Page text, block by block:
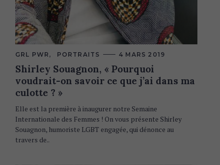
C
T
G
R
E
S
GRL PWR PORTRAITS 4 MARS 2019
Shirley Souagnon, « Pourquoi
voudrait-on savoir ce que j’ai dans ma
culotte ? »
Elle est la première à inaugurer notre Semaine
Internationale des Femmes ! On vous présente Shirley
Souagnon, humoriste LGBT engagée, qui dénonce au
travers de..